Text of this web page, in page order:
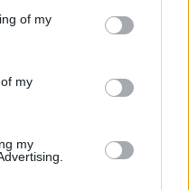
You may click to
its third-party tags to
in below Google
of my
my
my mežā
vietu